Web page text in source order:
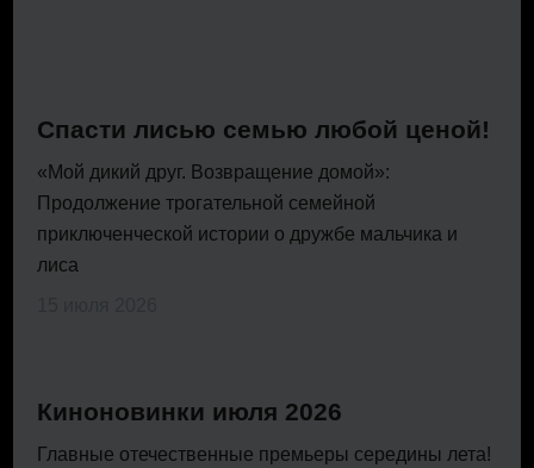
Спасти лисью семью любой ценой!
«Мой дикий друг. Возвращение домой»:
Продолжение трогательной семейной
приключенческой истории о дружбе мальчика и
лиса
Киноновинки июля 2026
Главные отечественные премьеры середины лета!